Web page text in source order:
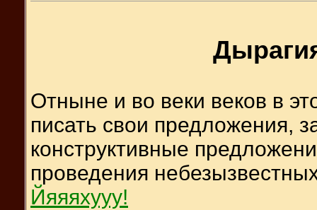
Отныне и во веки веков в
писать свои предложения,
конструктивные
проведения
Йяяяхууу!